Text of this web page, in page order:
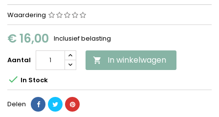
Waardering
€ 16,00 Inclusief belasting
Aantal  In winkelwagen
 In Stock
Delen